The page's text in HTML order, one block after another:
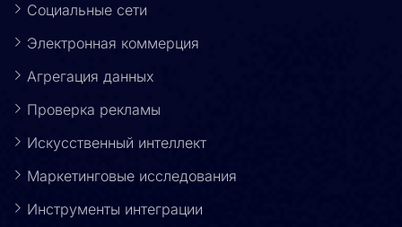
Социальные сети
Электронная коммерция
Агрегация данных
Проверка рекламы
Искусственный интеллект
Маркетинговые исследования
Инструменты интеграции